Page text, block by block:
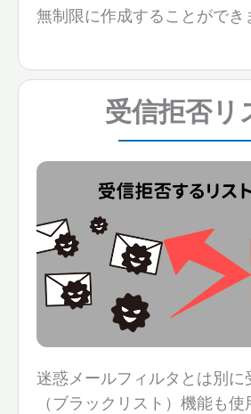
無制限に作成することができ
受信拒否リ
迷惑メールフィルタとは別に
（ブラックリスト）機能も